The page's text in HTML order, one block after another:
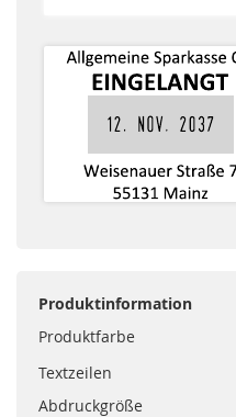
Produktinformation
Produktfarbe
Textzeilen
Abdruckgröße